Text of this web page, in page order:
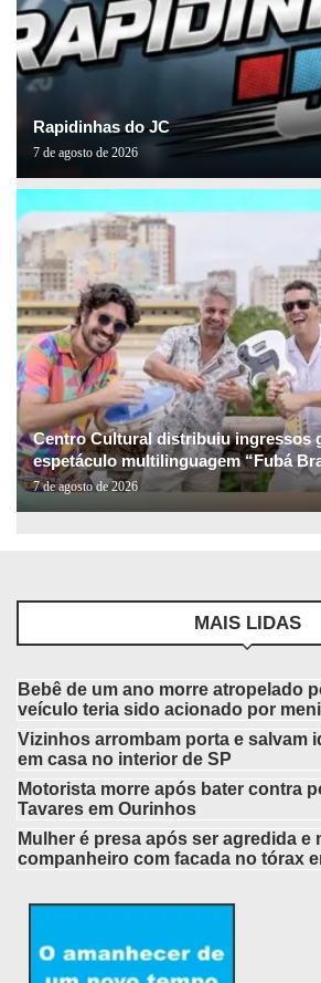
Rapidinhas do JC
7 de agosto de 2026
Centro Cultural distribuiu ingressos
espetáculo multilinguagem “Fubá
7 de agosto de 2026
MAIS LIDAS
Bebê de um ano morre atropelado
veículo teria sido acionado por
Vizinhos arrombam porta e salvam
em casa no interior de SP
Motorista morre após bater contra
Tavares em Ourinhos
Mulher é presa após ser agredida e
companheiro com facada no tórax